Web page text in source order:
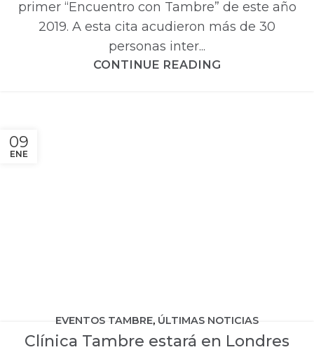
primer “Encuentro con Tambre” de este año
2019. A esta cita acudieron más de 30
personas inter...
CONTINUE READING
09
ENE
EVENTOS TAMBRE, ÚLTIMAS NOTICIAS
Clínica Tambre estará en Londres